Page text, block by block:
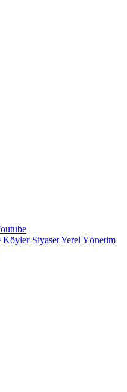
KöylerSiyasetYerel Yönetim